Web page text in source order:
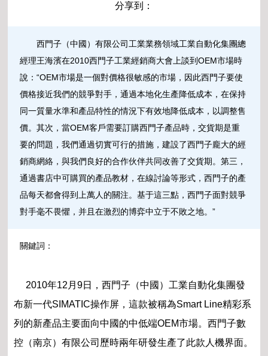
分享到：
西門子（中國）有限公司工業業務領域工業自動化集團總
經理王海濱在2010西門子工業經銷商大會上談到OEM市場時
說：“OEM市場是一個對價格很敏感的市場，因此西門子要使
價格接近我們的競爭對手，通過本地化生產降低成本，在保持
同一質量水準和產品特性的情況下有效地降低成本，以調整售
價。其次，當OEM客戶需要訂購西門子產品時，交貨期是重
要的問題，我們通過切實可行的措施，建設了西門子龐大的經
銷商網絡，與我們良好的合作伙伴共同改善了交貨期。第三，
通過書店中可購買的產品教材，在線討論等形式，西門子的產
品每天都會得到上萬人的關注。基于這三點，西門子面對競爭
對手毫不畏懼，并且在激烈的博弈中立于不敗之地。”
關鍵詞：
2010年12月9日，西門子（中國）工業自動化集團發
布新一代SIMATIC操作屏，這款被稱為Smart Line精彩系
列的新產品主要面向中國的中低端OEM市場。西門子數
控（南京）有限公司歷時兩年研發生產了此款人機界面。